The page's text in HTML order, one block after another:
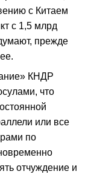
с Китаем
с 1,5 млрд
прежде
КНДР
что
или все
по
отчуждение и